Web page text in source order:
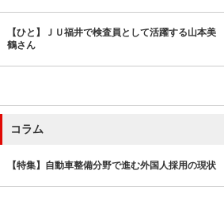
【ひと】ＪＵ福井で検査員として活躍する山本美
鶴さん
コラム
【特集】自動車整備分野で進む外国人採用の現状